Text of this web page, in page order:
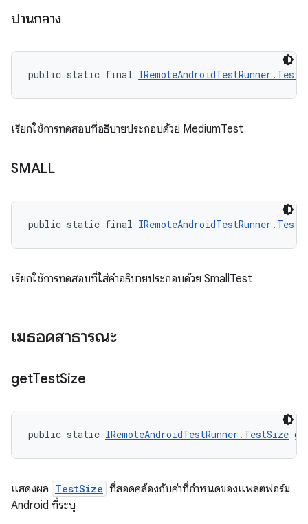
ปานกลาง
public static final
เรียกใช้การทดสอบที่อธิบายประกอบด้วย MediumTest
SMALL
public static final
เรียกใช้การทดสอบที่ใส่คำอธิบายประกอบด้วย SmallTest
เมธอดสาธารณะ
getTestSize
public static IRemoteAndroidTestRunner.TestSize
แสดงผล TestSize ที่สอดคล้องกับค่าที่กำหนดของแพลตฟอร์ม
Android ที่ระบุ